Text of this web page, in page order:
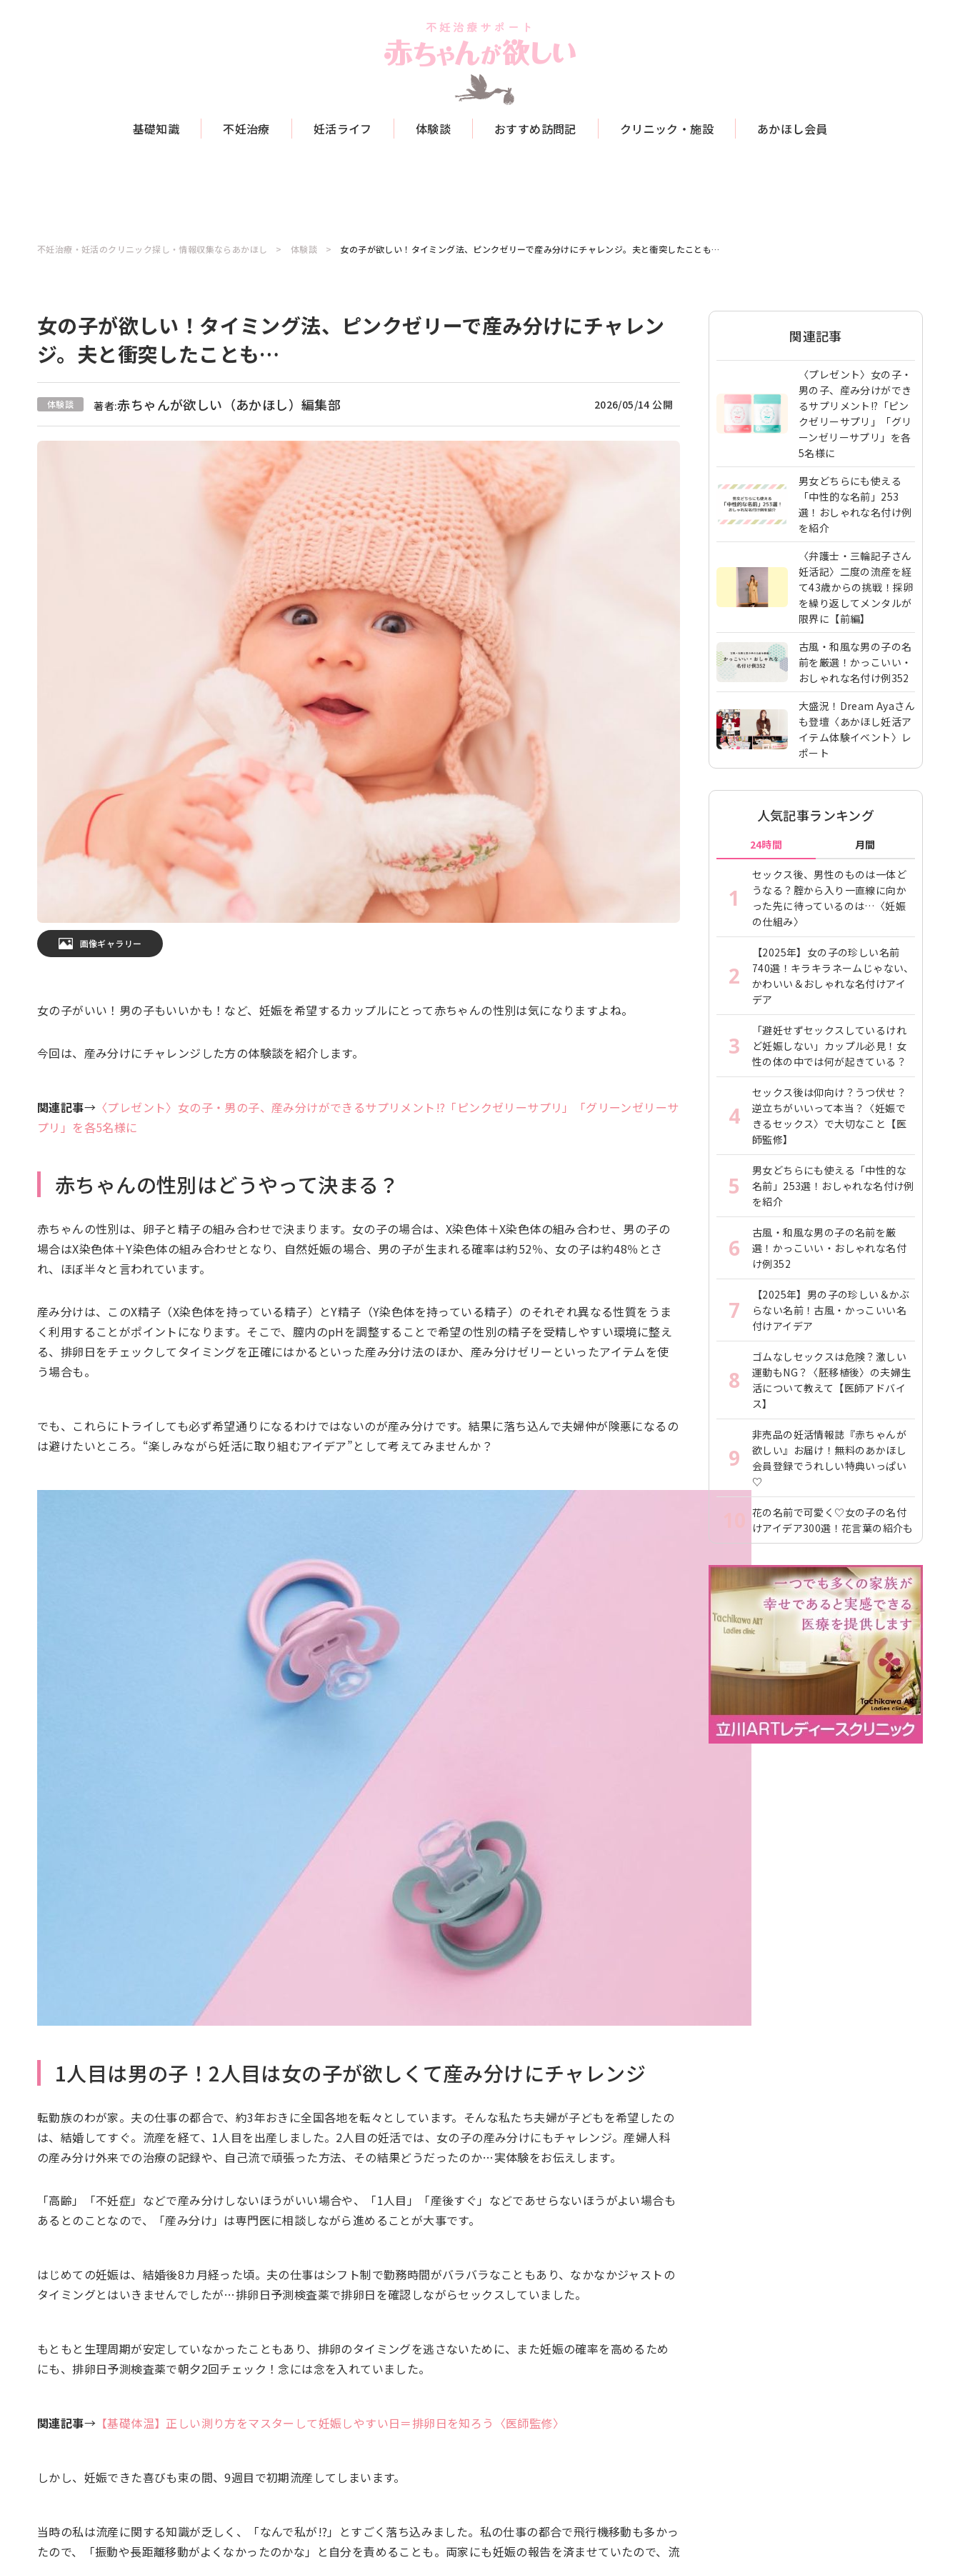
基礎知識 不妊治療 妊活ライフ 体験談 おすすめ訪問記 クリニック・施設 あかほし会員
不妊治療・妊活のクリニック探し・情報収集ならあかほし 体験談 女の子が欲しい！タイミング法、ピンクゼリーで産み分けにチャレンジ。夫と衝突したことも…
女の子が欲しい！タイミング法、ピンクゼリーで産み分けにチャレン
ジ。夫と衝突したことも…
体験談 著者:赤ちゃんが欲しい（あかほし）編集部 2026/05/14 公開
画像ギャラリー
女の子がいい！男の子もいいかも！など、妊娠を希望するカップルにとって赤ちゃんの性別は気になりますよね。
今回は、産み分けにチャレンジした方の体験談を紹介します。
関連記事→ 〈プレゼント〉女の子・男の子、産み分けができるサプリメント!?「ピンクゼリーサプリ」「グリーンゼリーサ
プリ」を各5名様に
赤ちゃんの性別はどうやって決まる？
赤ちゃんの性別は、卵子と精子の組み合わせで決まります。女の子の場合は、X染色体＋X染色体の組み合わせ、男の子の
場合はX染色体＋Y染色体の組み合わせとなり、自然妊娠の場合、男の子が生まれる確率は約52％、女の子は約48％とさ
れ、ほぼ半々と言われています。
産み分けは、このX精子（X染色体を持っている精子）とY精子（Y染色体を持っている精子）のそれぞれ異なる性質をうま
く利用することがポイントになります。そこで、膣内のpHを調整することで希望の性別の精子を受精しやすい環境に整え
る、排卵日をチェックしてタイミングを正確にはかるといった産み分け法のほか、産み分けゼリーといったアイテムを使
う場合も。
でも、これらにトライしても必ず希望通りになるわけではないのが産み分けです。結果に落ち込んで夫婦仲が険悪になるの
は避けたいところ。“楽しみながら妊活に取り組むアイデア”として考えてみませんか？
1人目は男の子！2人目は女の子が欲しくて産み分けにチャレンジ
転勤族のわが家。夫の仕事の都合で、約3年おきに全国各地を転々としています。そんな私たち夫婦が子どもを希望したの
は、結婚してすぐ。流産を経て、1人目を出産しました。2人目の妊活では、女の子の産み分けにもチャレンジ。産婦人科
の産み分け外来での治療の記録や、自己流で頑張った方法、その結果どうだったのか…実体験をお伝えします。
「高齢」「不妊症」などで産み分けしないほうがいい場合や、「1人目」「産後すぐ」などであせらないほうがよい場合も
あるとのことなので、「産み分け」は専門医に相談しながら進めることが大事です。
はじめての妊娠は、結婚後8カ月経った頃。夫の仕事はシフト制で勤務時間がバラバラなこともあり、なかなかジャストの
タイミングとはいきませんでしたが…排卵日予測検査薬で排卵日を確認しながらセックスしていました。
もともと生理周期が安定していなかったこともあり、排卵のタイミングを逃さないために、また妊娠の確率を高めるため
にも、排卵日予測検査薬で朝夕2回チェック！念には念を入れていました。
関連記事→ 【基礎体温】正しい測り方をマスターして妊娠しやすい日＝排卵日を知ろう〈医師監修〉
しかし、妊娠できた喜びも束の間、9週目で初期流産してしまいます。
当時の私は流産に関する知識が乏しく、「なんで私が!?」とすごく落ち込みました。私の仕事の都合で飛行機移動も多かっ
たので、「振動や長距離移動がよくなかったのかな」と自分を責めることも。両家にも妊娠の報告を済ませていたので、流
関連記事
〈プレゼント〉女の子・
男の子、産み分けができ
るサプリメント!?「ピン
クゼリーサプリ」「グリ
ーンゼリーサプリ」を各
5名様に
男女どちらにも使える
「中性的な名前」253
選！おしゃれな名付け例
を紹介
〈弁護士・三輪記子さん
妊活記〉二度の流産を経
て43歳からの挑戦！採卵
を繰り返してメンタルが
限界に【前編】
古風・和風な男の子の名
前を厳選！かっこいい・
おしゃれな名付け例352
大盛況！Dream Ayaさん
も登壇〈あかほし妊活ア
イテム体験イベント〉レ
ポート
人気記事ランキング
24時間 月間
1
セックス後、男性のものは一体ど
うなる？腟から入り一直線に向か
った先に待っているのは…〈妊娠
の仕組み〉
2
【2025年】女の子の珍しい名前
740選！キラキラネームじゃない、
かわいい＆おしゃれな名付けアイ
デア
3
「避妊せずセックスしているけれ
ど妊娠しない」カップル必見！女
性の体の中では何が起きている？
4
セックス後は仰向け？うつ伏せ？
逆立ちがいいって本当？〈妊娠で
きるセックス〉で大切なこと【医
師監修】
5
男女どちらにも使える「中性的な
名前」253選！おしゃれな名付け例
を紹介
6
古風・和風な男の子の名前を厳
選！かっこいい・おしゃれな名付
け例352
7
【2025年】男の子の珍しい＆かぶ
らない名前！古風・かっこいい名
付けアイデア
8
ゴムなしセックスは危険？激しい
運動もNG？〈胚移植後〉の夫婦生
活について教えて【医師アドバイ
ス】
9
非売品の妊活情報誌『赤ちゃんが
欲しい』お届け！無料のあかほし
会員登録でうれしい特典いっぱい
♡
花の名前で可愛く♡女の子の名付
けアイデア300選！花言葉の紹介も